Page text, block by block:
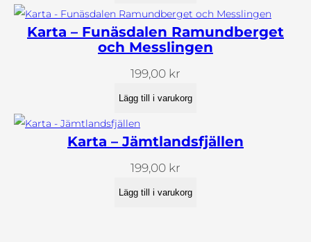
Karta – Funäsdalen Ramundberget
och Messlingen
199,00 kr
Lägg till i varukorg
Karta – Jämtlandsfjällen
199,00 kr
Lägg till i varukorg